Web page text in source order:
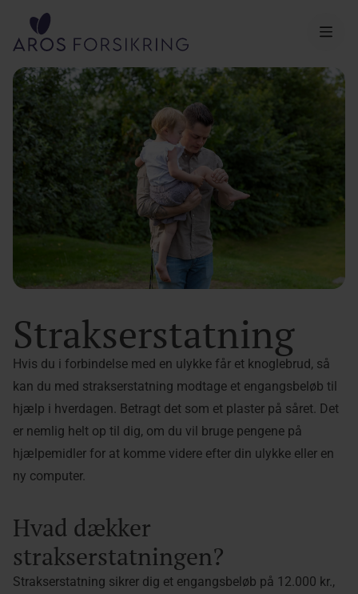
Aros Forsikring
Strakserstatning
Hvis du i forbindelse med en ulykke får et knoglebrud, så
kan du med strakserstatning modtage et engangsbeløb til
hjælp i hverdagen. Betragt det som et plaster på såret. Det
er nemlig helt op til dig, om du vil bruge pengene på
hjælpemidler for at komme videre efter din ulykke eller en
ny computer.
Hvad dækker
strakserstatningen?
Strakserstatning sikrer dig et engangsbeløb på 12.000 kr.,